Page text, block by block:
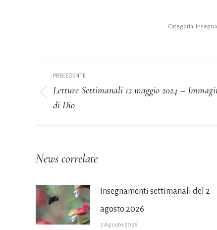
Categoria:
Naviga
tra
PRECEDENTE
Post
Letture Settimanali 12 maggio 2024 –
di Dio
News correlate
Insegnamenti settimanali del 2
agosto 2026
2 Agosto 2026